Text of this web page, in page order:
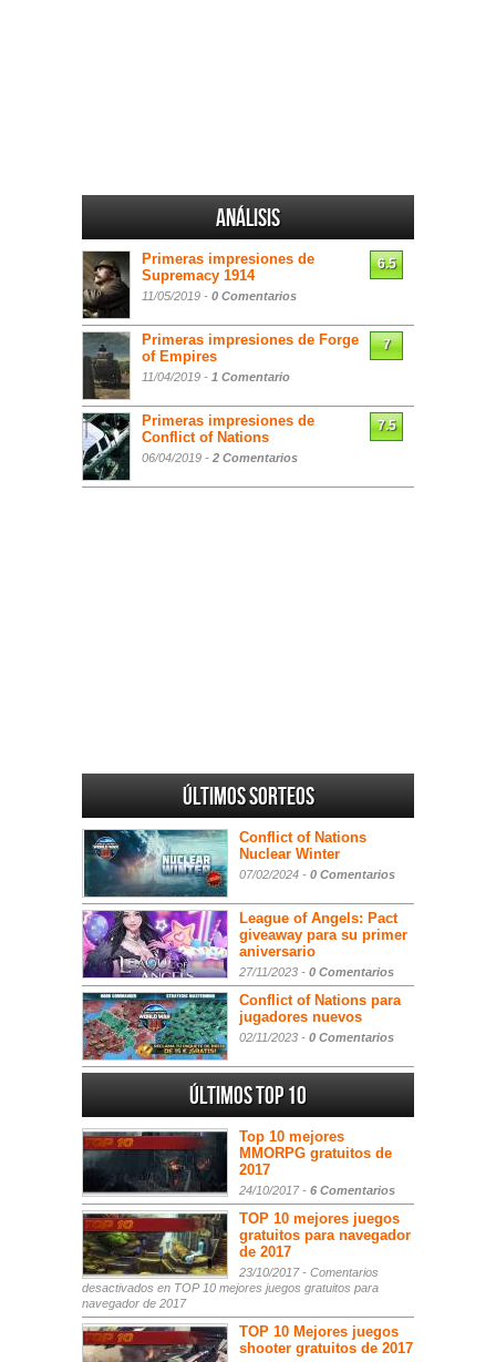
Análisis
Primeras impresiones de
Supremacy 1914
11/05/2019 - 0 Comentarios
6.5
Primeras impresiones de Forge
of Empires
11/04/2019 - 1 Comentario
7
Primeras impresiones de
Conflict of Nations
06/04/2019 - 2 Comentarios
7.5
Últimos sorteos
Conflict of Nations
Nuclear Winter
07/02/2024 - 0 Comentarios
League of Angels: Pact
giveaway para su primer
aniversario
27/11/2023 - 0 Comentarios
Conflict of Nations para
jugadores nuevos
02/11/2023 - 0 Comentarios
Últimos Top 10
Top 10 mejores
MMORPG gratuitos de
2017
24/10/2017 - 6 Comentarios
TOP 10 mejores juegos
gratuitos para navegador
de 2017
23/10/2017 - Comentarios
desactivados en TOP 10 mejores juegos gratuitos para
navegador de 2017
TOP 10 Mejores juegos
shooter gratuitos de 2017